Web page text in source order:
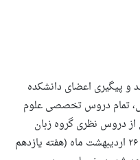
و پیگیری اعضای دانشکده
تمام دروس تخصصی علوم
دروس نظری گروه زبان
انگلیسی و روانشناسی از شنبه به تاریخ ۲۶ اردیبهشت ماه (هفته یازدهم